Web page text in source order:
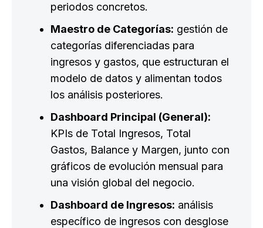
periodos concretos.
Maestro de Categorías: gestión de
categorías diferenciadas para
ingresos y gastos, que estructuran el
modelo de datos y alimentan todos
los análisis posteriores.
Dashboard Principal (General):
KPIs de Total Ingresos, Total
Gastos, Balance y Margen, junto con
gráficos de evolución mensual para
una visión global del negocio.
Dashboard de Ingresos: análisis
específico de ingresos con desglose